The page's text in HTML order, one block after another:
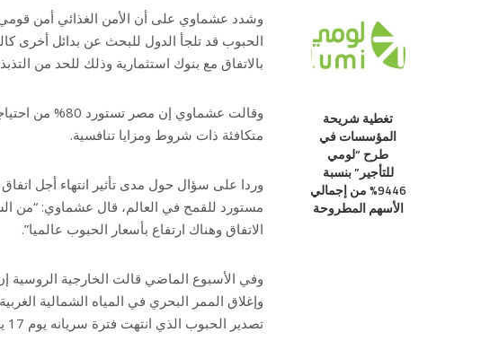
تغطية شريحة
المؤسسات في
طرح “لومي
للتأجير” بنسبة
9446% من إجمالي
الأسهم المطروحة
وشدد عشماوي على أن الأمن الغذائي أمن
الحبوب قد تلجأ الدول للبحث عن بدائل أخرى
بالاتفاق مع بنوك استثمارية وذلك للحد من
وقالت عشماوي
متكافئة ذات شروط ومزايا تنافسية.
وردا على سؤال حول مدى تأثير انتهاء أجل
مستورد للقمح في العالم، قال عشماوي: “من
الاتفاق وهناك ارتفاع بأسعار الحبوب عالميا”.
وفي الأسبوع الماضي قالت الخارجية
وإغلاق الممر البحري في المياه الشمالية
تصدير الحبوب الذي انتهت فترة سريانه يوم 17 يوليو/تموز.